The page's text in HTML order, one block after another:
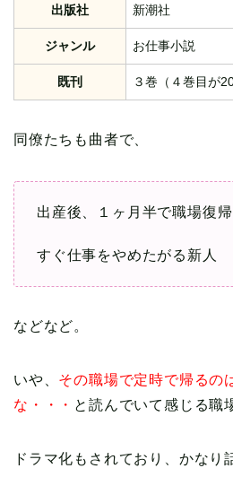
出版社 新潮社
ジャンル お仕事小説
既刊 ３巻（４巻目が
同僚たちも曲者で、
出産後、１ヶ月半で職場復帰
すぐ仕事をやめたがる新人
などなど。
いや、 その職場で定時で帰るの
な・・・ と読んでいて感じる職
ドラマ化もされており、かなり